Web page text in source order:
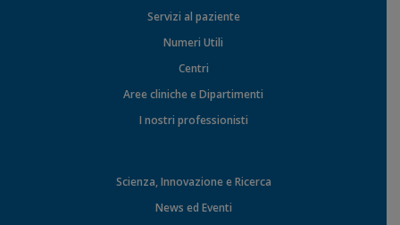
Servizi al paziente
Numeri Utili
Centri
Aree cliniche e Dipartimenti
I nostri professionisti
Scienza, Innovazione e Ricerca
News ed Eventi